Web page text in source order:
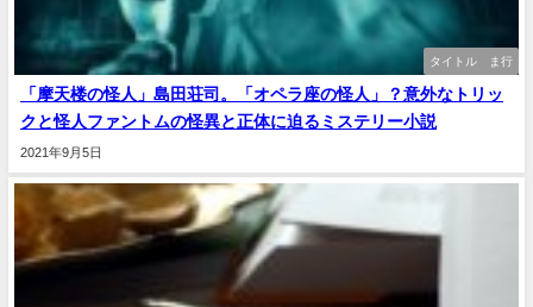
タイトル ま行
「摩天楼の怪人」島田荘司。「オペラ座の怪人」？意外なトリッ
クと怪人ファントムの怪異と正体に迫るミステリー小説
2021年9月5日